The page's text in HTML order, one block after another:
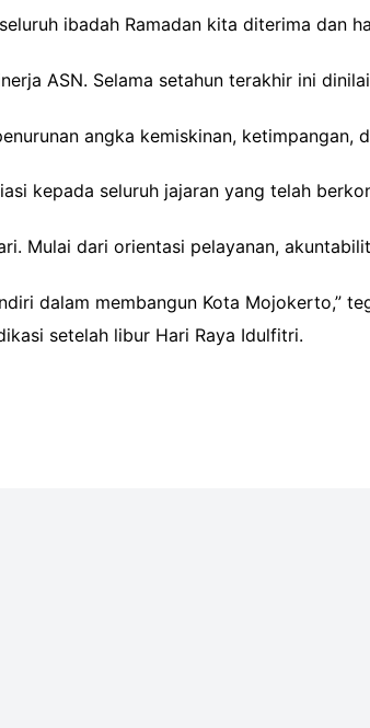
ibadah Ramadan kita diterima dan
ASN. Selama setahun terakhir ini
angka kemiskinan, ketimpangan,
kepada seluruh jajaran yang telah
Mulai dari orientasi pelayanan,
dalam membangun Kota Mojokerto,”
setelah libur Hari Raya Idulfitri.